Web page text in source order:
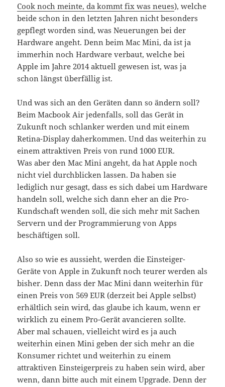
Cook noch meinte, da kommt fix was neues), welche
beide schon in den letzten Jahren nicht besonders
gepflegt worden sind, was Neuerungen bei der
Hardware angeht. Denn beim Mac Mini, da ist ja
immerhin noch Hardware verbaut, welche bei
Apple im Jahre 2014 aktuell gewesen ist, was ja
schon längst überfällig ist.
Und was sich an den Geräten dann so ändern soll?
Beim Macbook Air jedenfalls, soll das Gerät in
Zukunft noch schlanker werden und mit einem
Retina-Display daherkommen. Und das weiterhin zu
einem attraktiven Preis von rund 1000 EUR.
Was aber den Mac Mini angeht, da hat Apple noch
nicht viel durchblicken lassen. Da haben sie
lediglich nur gesagt, dass es sich dabei um Hardware
handeln soll, welche sich dann eher an die Pro-
Kundschaft wenden soll, die sich mehr mit Sachen
Servern und der Programmierung von Apps
beschäftigen soll.
Also so wie es aussieht, werden die Einsteiger-
Geräte von Apple in Zukunft noch teurer werden als
bisher. Denn dass der Mac Mini dann weiterhin für
einen Preis von 569 EUR (derzeit bei Apple selbst)
erhältlich sein wird, das glaube ich kaum, wenn er
wirklich zu einem Pro-Gerät avancieren sollte.
Aber mal schauen, vielleicht wird es ja auch
weiterhin einen Mini geben der sich mehr an die
Konsumer richtet und weiterhin zu einem
attraktiven Einsteigerpreis zu haben sein wird, aber
wenn, dann bitte auch mit einem Upgrade. Denn der